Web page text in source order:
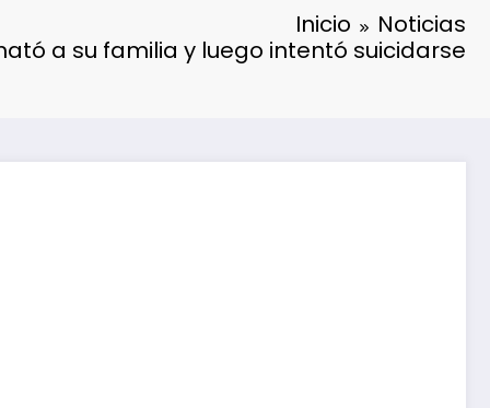
Inicio
Noticias
a su familia y luego intentó suicidarse